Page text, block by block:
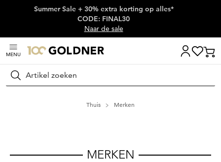
Skip naar hoofdinhoud
Summer Sale + 30% extra korting op alles*
CODE: FINAL30
Naar de sale
MENU
Zoeken
Thuis Merken
MERKEN